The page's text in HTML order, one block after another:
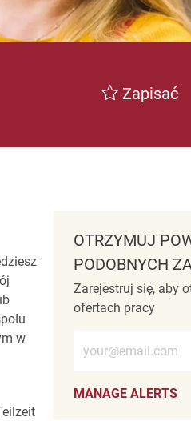
Zapisać
w
OTRZYMUJ
PODOBNYCH
Zarejestruj się, aby
ofertach pracy
Wprowadź adres e-
MANAGE ALERTS